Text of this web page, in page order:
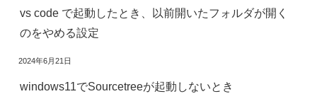
vs code で起動したとき、以前開いたフォルダが開く
のをやめる設定
2024年6月21日
windows11でSourcetreeが起動しないとき